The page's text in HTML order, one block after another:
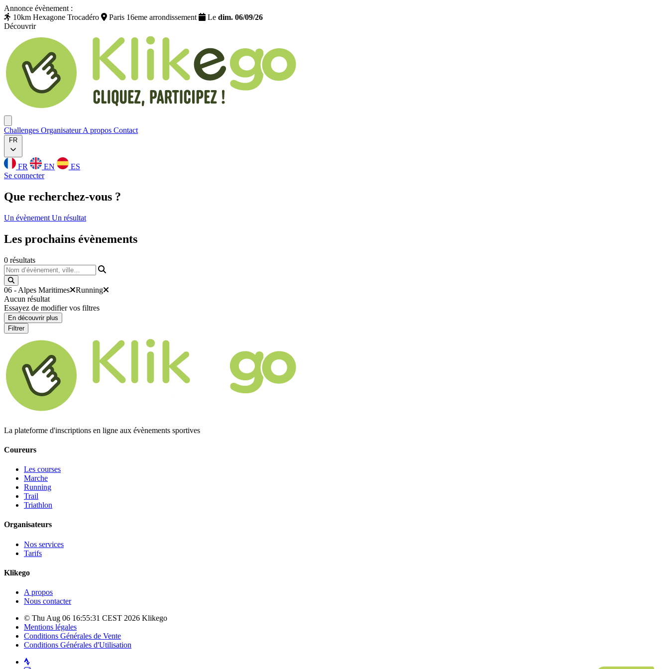
Annonce évènement :
10km Hexagone Trocadéro
Paris 16eme arrondissement Le dim. 06/09/26
Découvrir
Challenges OrganisateurA propos Contact
FR
FR EN
ES
Se connecter
Que recherchez-vous ?
Un évènement Un résultat
Les prochains évènements
0 résultats
Nom d’évènement, ville…
06 - Alpes Maritimes
Running
Aucun résultat
Essayez de modifier vos filtres
En découvrir plus
Filtrer
La plateforme d'inscriptions en ligne aux évènements sportives
Coureurs
Les courses
Marche
Running
Trail
Triathlon
Organisateurs
Nos services
Tarifs
Klikego
A propos
Nous contacter
© Thu Aug 06 16:55:31 CEST 2026 Klikego
Mentions légales
Conditions Générales de Vente
Conditions Générales d'Utilisation
Strava